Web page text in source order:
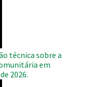
técnica sobre a
em
2026.